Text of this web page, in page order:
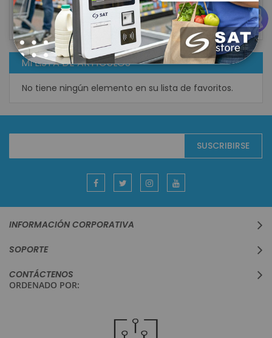
MI LISTA DE ARTÍCULOS
No tiene ningún elemento en su lista de favoritos.
Suscríbase
boletín
SUSCRIBIRSE
INFORMACIÓN CORPORATIVA
SOPORTE
CONTÁCTENOS
ORDENADO POR: